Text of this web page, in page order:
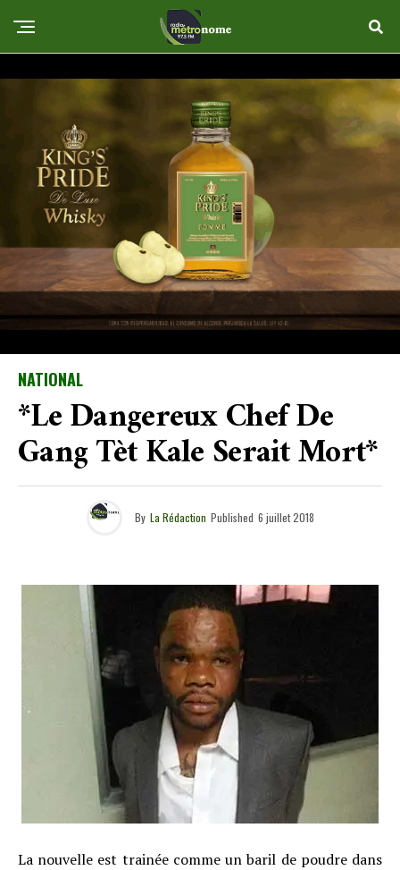
NATIONAL
*Le Dangereux Chef De
Gang Tèt Kale Serait Mort*
By La Rédaction Published 6 juillet 2018
La nouvelle est trainée comme un baril de poudre dans